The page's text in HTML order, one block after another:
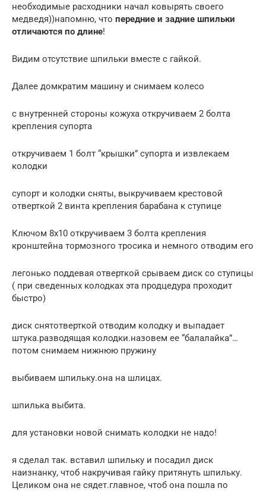
необходимые расходники начал ковырять своего
медведя))напомню, что передние и задние шпильки
отличаются по длине!
Видим отсутствие шпильки вместе с гайкой.
Далее домкратим машину и снимаем колесо
с внутренней стороны кожуха откручиваем 2 болта
крепления супорта
откручиваем 1 болт “крышки” супорта и извлекаем
колодки
супорт и колодки сняты, выкручиваем крестовой
отверткой 2 винта крепления барабана к ступице
Ключом 8х10 откручиваем 3 болта крепления
кронштейна тормозного тросика и немного отводим его
легонько поддевая отверткой срываем диск со ступицы
( при сведенных колодках эта продцедура проходит
быстро)
диск снятотверткой отводим колодку и выпадает
штука.разводящая колодки.назовем ее “балалайка”…
потом снимаем нижнюю пружину
выбиваем шпильку.она на шлицах.
шпилька выбита.
для установки новой снимать колодки не надо!
я сделал так. вставил шпильку и посадил диск
наизнанку, чтоб накручивая гайку притянуть шпильку.
Целиком она не сядет.главное, чтоб она пошла по